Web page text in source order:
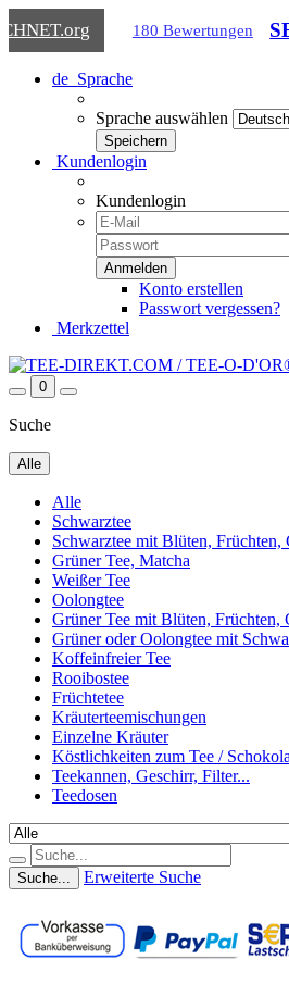
.org 180 Bewertungen
de Sprache
Sprache auswählen
Kundenlogin
Kundenlogin
Konto erstellen
Passwort vergessen?
Merkzettel
0
Suche
Alle
Alle
Schwarztee
Schwarztee mit Blüten, Früchten,
Grüner Tee, Matcha
Weißer Tee
Oolongtee
Grüner Tee mit Blüten, Früchten,
Grüner oder Oolongtee mit
Koffeinfreier Tee
Rooibostee
Früchtetee
Kräuterteemischungen
Einzelne Kräuter
Köstlichkeiten zum Tee /
Teekannen, Geschirr, Filter...
Teedosen
Suche... Erweiterte Suche